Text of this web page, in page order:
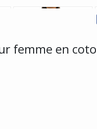
femme en